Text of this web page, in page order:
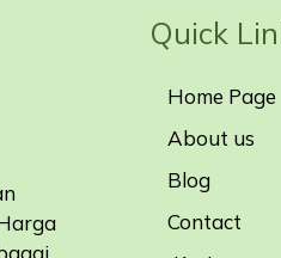
Quick
Home Page
About us
Blog
Contact